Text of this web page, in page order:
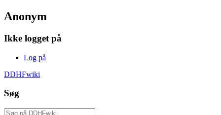
Anonym
Ikke logget på
Log på
DDHFwiki
Søg